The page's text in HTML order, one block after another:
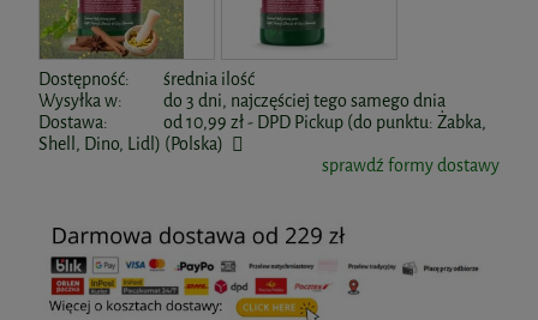
Dostępność:
średnia ilość
Wysyłka w:
do 3 dni, najczęściej tego samego dnia
Dostawa:
od 10,99 zł- DPD Pickup (do punktu: Żabka,
Shell, Dino, Lidl) (Polska)
sprawdź formy dostawy